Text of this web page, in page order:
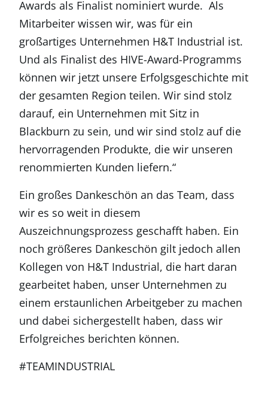
Awards als Finalist nominiert wurde. Als
Mitarbeiter wissen wir, was für ein
großartiges Unternehmen H&T Industrial ist.
Und als Finalist des HIVE-Award-Programms
können wir jetzt unsere Erfolgsgeschichte mit
der gesamten Region teilen. Wir sind stolz
darauf, ein Unternehmen mit Sitz in
Blackburn zu sein, und wir sind stolz auf die
hervorragenden Produkte, die wir unseren
renommierten Kunden liefern.“
Ein großes Dankeschön an das Team, dass
wir es so weit in diesem
Auszeichnungsprozess geschafft haben. Ein
noch größeres Dankeschön gilt jedoch allen
Kollegen von H&T Industrial, die hart daran
gearbeitet haben, unser Unternehmen zu
einem erstaunlichen Arbeitgeber zu machen
und dabei sichergestellt haben, dass wir
Erfolgreiches berichten können.
#TEAMINDUSTRIAL